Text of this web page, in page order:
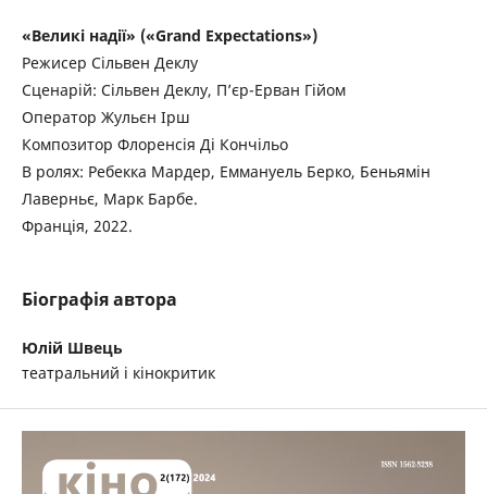
«Великі надії» («Grand Expectations»)
Режисер Сільвен Деклу
Сценарій: Сільвен Деклу, П’єр-Ерван Гійом
Оператор Жульєн Ірш
Композитор Флоренсія Ді Кончільо
В ролях: Ребекка Мардер, Еммануель Берко, Беньямін
Лаверньє, Марк Барбе.
Франція, 2022.
Біографія автора
Юлій Швець
театральний і кінокритик